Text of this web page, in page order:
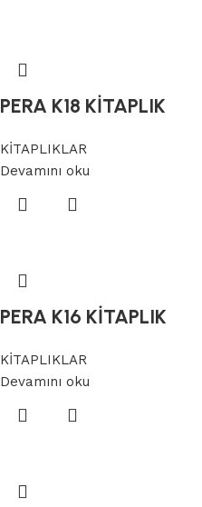
PERA K18 KİTAPLIK
KİTAPLIKLAR
Devamını oku
PERA K16 KİTAPLIK
KİTAPLIKLAR
Devamını oku